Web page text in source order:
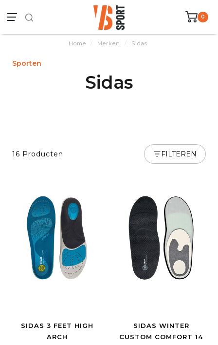
0
Home / Merken / Sidas
Sporten
Sidas
16 Producten FILTEREN
SIDAS 3 FEET HIGH
ARCH
SIDAS WINTER
CUSTOM COMFORT 14